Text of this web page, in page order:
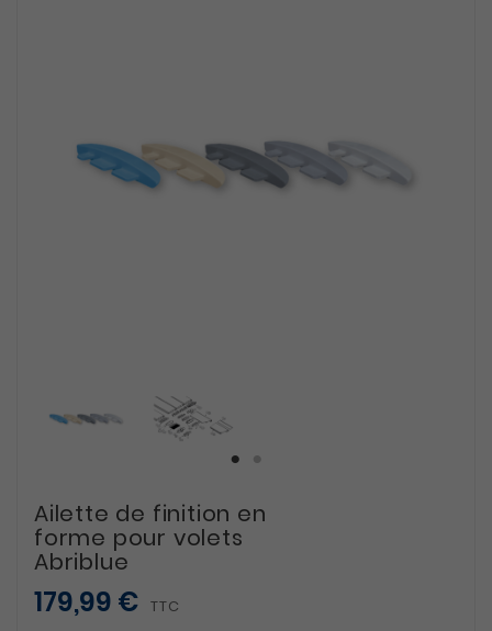
Ailette de finition en
forme pour volets
Abriblue
179,99 € TTC